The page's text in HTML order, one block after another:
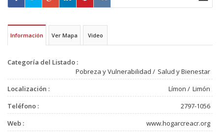
Información Ver Mapa Video
Categoría del Listado :
Pobreza y Vulnerabilidad
Salud y Bienestar
Localización :
Límon
Limón
Teléfono :
2797-1056
Web :
www.hogarcreacr.org